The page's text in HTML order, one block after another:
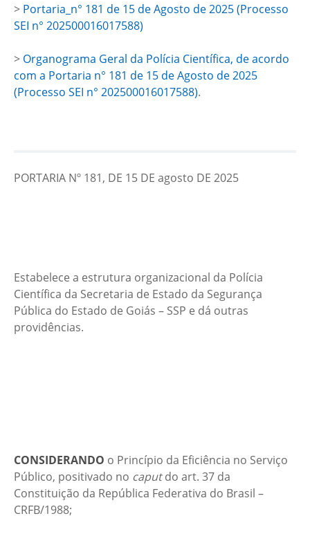
> Portaria_n° 181 de 15 de Agosto de 2025 (Processo
SEI n° 202500016017588)
> Organograma Geral da Polícia Científica, de acordo
com a Portaria n° 181 de 15 de Agosto de 2025
(Processo SEI n° 202500016017588).
PORTARIA Nº 181, DE 15 DE agosto DE 2025
Estabelece a estrutura organizacional da Polícia
Científica da Secretaria de Estado da Segurança
Pública do Estado de Goiás – SSP e dá outras
providências.
CONSIDERANDO o Princípio da Eficiência no Serviço
Público, positivado no caputdo art. 37 da
Constituição da República Federativa do Brasil –
CRFB/1988;